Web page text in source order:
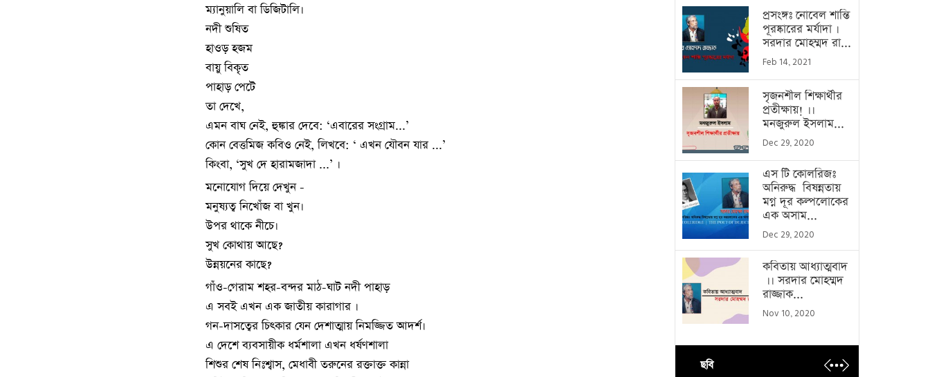
ম্যানুয়ালি বা ডিজিটালি।
নদী শুষিত
হাওড় হজম
বায়ু বিকৃত
পাহাড় পেটে
তা দেখে,
এমন বাঘ নেই, হুঙ্কার দেবে: ‘এবারের সংগ্রাম...’
কোন বেত্তমিজ কবিও নেই, লিখবে: ‘ এখন যৌবন যার ...’
কিংবা, ‘সুখ দে হারামজাদা ...’ ।
মনোযোগ দিয়ে দেখুন -
মনুষ্যত্ব নিখোঁজ বা খুন।
উপর থাকে নীচে।
সুখ কোথায় আছে?
উন্নয়নের কাছে?
গাঁও-গেরাম শহর-বন্দর মাঠ-ঘাট নদী পাহাড়
এ সবই এখন এক জাতীয় কারাগার ।
গন-দাসত্বের চিৎকার যেন দেশাত্মায় নিমজ্জিত আদর্শ।
এ দেশে ব্যবসায়ীক ধর্মশালা এখন ধর্ষণশালা
শিশুর শেষ নিঃশ্বাস, মেধাবী তরুনের রক্তাক্ত কান্না
প্রসংঙ্গঃ নোবেল শান্তি
পূরষ্কারের মর্যাদা ।
সরদার মোহম্মদ রা...
Feb 14, 2021
সৃজনশীল শিক্ষার্থীর
প্রতীক্ষায়! ।।
মনজুরুল ইসলাম...
Dec 29, 2020
এস টি কোলরিজঃ
অনিরুদ্ধ বিষন্নতায়
মগ্ন দূর কল্পলোকের
এক অসাম...
Dec 29, 2020
কবিতায় আধ্যাত্মবাদ
।। সরদার মোহম্মদ
রাজ্জাক...
Nov 10, 2020
ছবি